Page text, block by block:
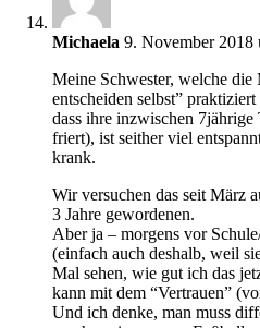
Michaela 9. November 2018
Meine Schwester, welche
entscheiden selbst”
dass ihre inzwischen
friert), ist seither viel
krank.
Wir versuchen das seit März
3 Jahre gewordenen.
Aber ja – morgens vor
(einfach auch deshalb, weil
Mal sehen, wie gut ich das
kann mit dem “Vertrauen”
Und ich denke, man muss